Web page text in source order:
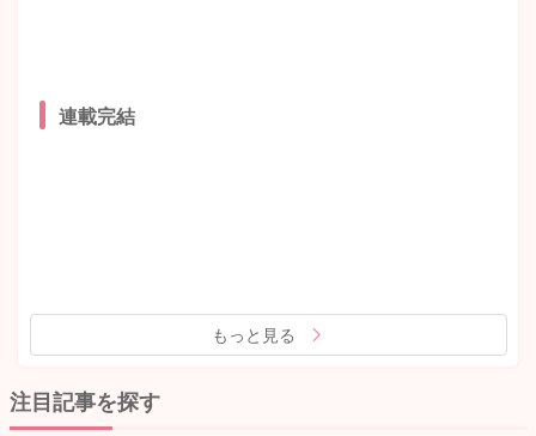
連載完結
もっと見る
注目記事を探す